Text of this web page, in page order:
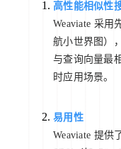
高性能相似性
Weaviate 采用
航小世界图）
与查询向量最
时应用场景。
易用性
Weaviate 提供